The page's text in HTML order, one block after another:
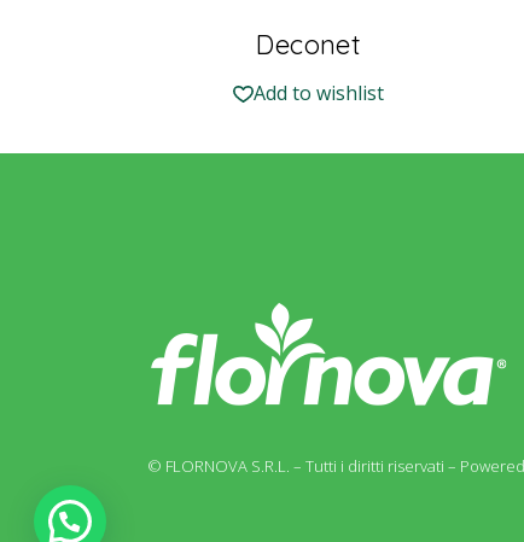
Deconet
Add to wishlist
© FLORNOVA S.R.L. – Tutti i diritti riservati –